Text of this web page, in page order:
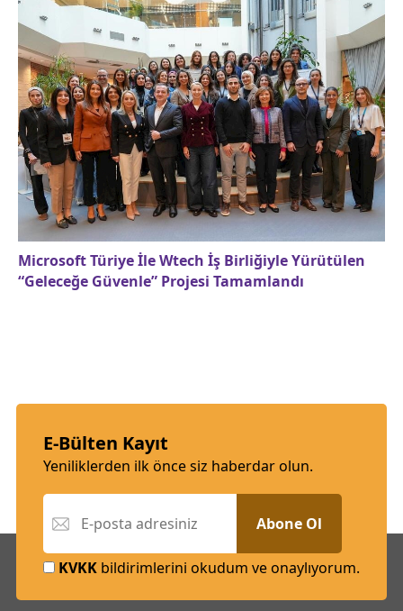
Microsoft Türiye İle Wtech İş Birliğiyle Yürütülen
“Geleceğe Güvenle” Projesi Tamamlandı
E-Bülten Kayıt
Yeniliklerden ilk önce siz haberdar olun.
Abone Ol
KVKK bildirimlerini okudum ve onaylıyorum.